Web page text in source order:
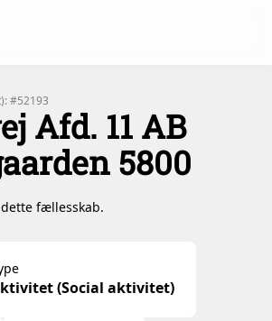
#52193
Afd. 11 AB
5800
fællesskab.
(Social aktivitet)